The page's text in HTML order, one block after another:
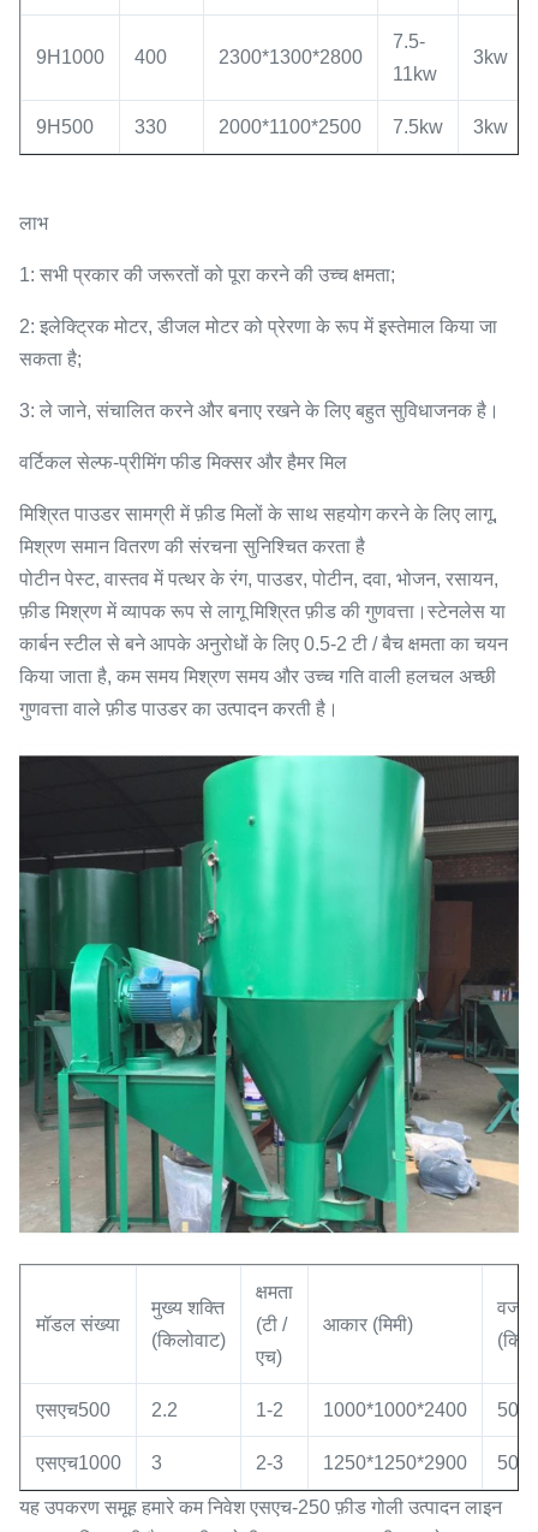
9H1000 400 2300*1300*2800
7.5-
11kw
3kw
9H500 330 2000*1100*2500 7.5kw 3kw
लाभ
1: सभी प्रकार की जरूरतों को पूरा करने की उच्च क्षमता;
2: इलेक्ट्रिक मोटर, डीजल मोटर को प्रेरणा के रूप में इस्तेमाल किया जा
सकता है;
3: ले जाने, संचालित करने और बनाए रखने के लिए बहुत सुविधाजनक है।
वर्टिकल सेल्फ-प्रीमिंग फीड मिक्सर और हैमर मिल
मिश्रित पाउडर सामग्री में फ़ीड मिलों के साथ सहयोग करने के लिए लागू,
मिश्रण समान वितरण की संरचना सुनिश्चित करता है
पोटीन पेस्ट, वास्तव में पत्थर के रंग, पाउडर, पोटीन, दवा, भोजन, रसायन,
फ़ीड मिश्रण में व्यापक रूप से लागू मिश्रित फ़ीड की गुणवत्ता।स्टेनलेस या
कार्बन स्टील से बने आपके अनुरोधों के लिए 0.5-2 टी / बैच क्षमता का चयन
किया जाता है, कम समय मिश्रण समय और उच्च गति वाली हलचल अच्छी
गुणवत्ता वाले फ़ीड पाउडर का उत्पादन करती है।
मॉडल संख्या
मुख्य शक्ति
(किलोवाट)
क्षमता
(टी /
एच)
आकार (मिमी)
वजन
एसएच500 2.2 1-2 1000*1000*2400 500
एसएच1000 3 2-3 1250*1250*2900 500
यह उपकरण समूह हमारे कम निवेश एसएच-250 फ़ीड गोली उत्पादन लाइन